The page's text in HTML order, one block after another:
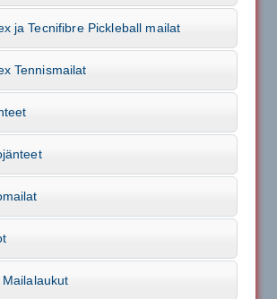
ja Tecnifibre Pickleball mailat
Tennismailat